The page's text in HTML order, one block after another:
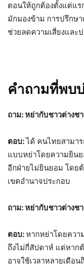
ตอนให้ถูกต้องตั้งแต่แ
มักมองข้าม การปรึกษ
ช่วยลดความเสี่ยงและ
คำถามที่พบ
ถาม: หย่ากับชาวต่างช
ตอบ:ได้ คนไทยสามา
แบบหย่าโดยความยิน
อีกฝ่ายไม่ยินยอม โดย
เขตอำนาจประกอบ
ถาม: หย่ากับชาวต่างช
ตอบ:หากหย่าโดยควา
ถึงไม่กี่สัปดาห์ แต่หาก
อาจใช้เวลาหลายเดือน